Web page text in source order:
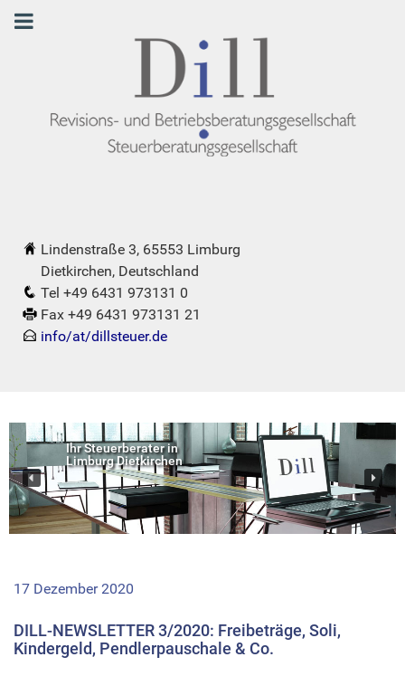
Lindenstraße 3, 65553 Limburg
Dietkirchen, Deutschland
Tel +49 6431 973131 0
Fax +49 6431 973131 21
info/at/dillsteuer.de
Ihr Steuerberater in
Limburg Dietkirchen
17 Dezember 2020
DILL-NEWSLETTER 3/2020: Freibeträge, Soli,
Kindergeld, Pendlerpauschale & Co.